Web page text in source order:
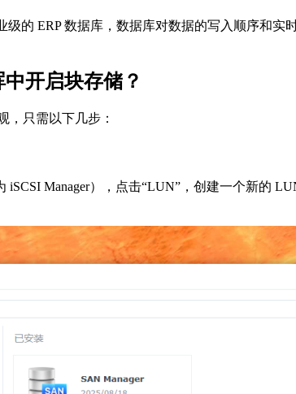
的 ERP 数据库，数据库对数据的写入顺序和
开启块存储？
，只需以下几步：
iSCSI Manager），点击“LUN”，创建一个新的